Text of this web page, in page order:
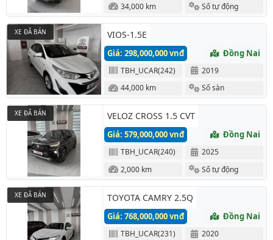
34,000 km
Số tự động
VIOS-1.5E
Giá: 298,000,000 vnđ Đồng Nai
TBH_UCAR(242)
2019
44,000 km
Số sàn
XE ĐÃ BÁN
VELOZ CROSS 1.5 CVT
Giá: 579,000,000 vnđ Đồng Nai
TBH_UCAR(240)
2025
2,000 km
Số tự động
XE ĐÃ BÁN
TOYOTA CAMRY 2.5Q
Giá: 768,000,000 vnđ Đồng Nai
TBH_UCAR(231)
2020
XE ĐÃ BÁN